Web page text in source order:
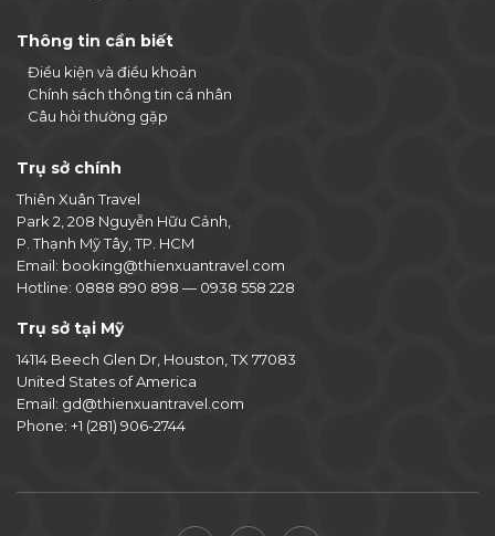
Thông tin cần biết
Điều kiện và điều khoản
Chính sách thông tin cá nhân
Câu hỏi thường gặp
Trụ sở chính
Thiên Xuân Travel
Park 2, 208 Nguyễn Hữu Cảnh,
P. Thạnh Mỹ Tây, TP. HCM
Email: booking@thienxuantravel.com
Hotline: 0888 890 898 — 0938 558 228
Trụ sở tại Mỹ
14114 Beech Glen Dr, Houston, TX 77083
United States of America
Email: gd@thienxuantravel.com
Phone: +1 (281) 906-2744